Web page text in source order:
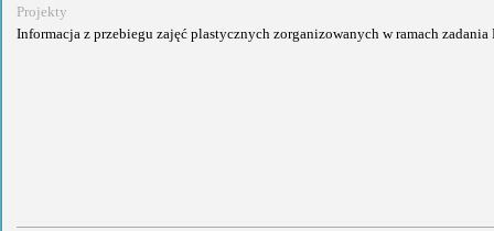
Projekty
Informacja z przebiegu zajęć plastycznych zorganizowanych w ramach